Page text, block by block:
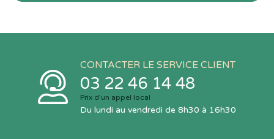
CONTACTER LE SERVICE CLIENT
03 22 46 14 48
Prix d’un appel local
Du lundi au vendredi de 8h30 à 16h30